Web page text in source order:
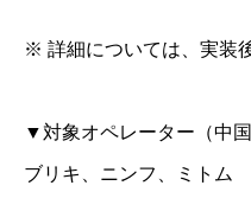
※ 詳細については、実装
▼対象オペレーター（中国
ブリキ、ニンフ、ミトム